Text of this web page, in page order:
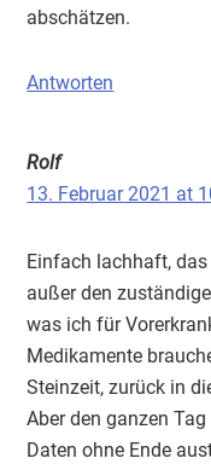
abschätzen.
Antworten
Rolf
13. Februar 2021 at
Einfach lachhaft,
außer den
was ich für
Medikamente
Steinzeit, zurück in
Aber den ganzen
Daten ohne Ende